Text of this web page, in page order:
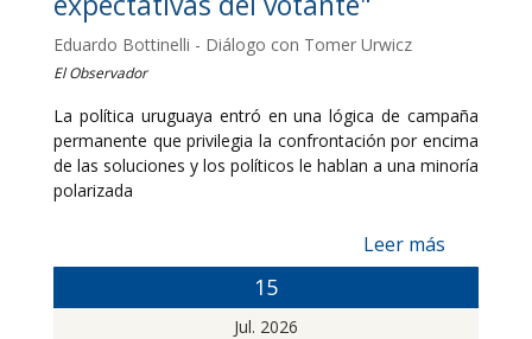
Eduardo Bottinelli - Diálogo con Tomer Urwicz
El Observador
La política uruguaya entró en una lógica de campaña
permanente que privilegia la confrontación por encima
de las soluciones y los políticos le hablan a una minoría
polarizada
Leer más
15
Jul. 2026